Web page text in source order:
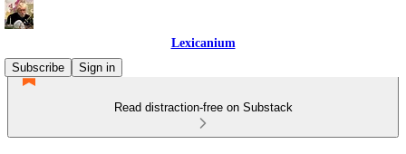
Lexicanium
Subscribe
Sign in
Read distraction-free on Substack